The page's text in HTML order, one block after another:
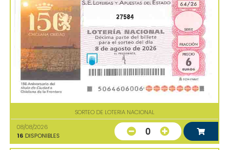
27584
SORTEO DE LOTERIA NACIONAL
08/08/2026
16 DISPONIBLES 0